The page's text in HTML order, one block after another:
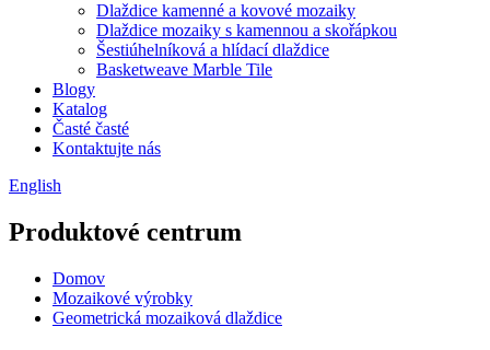
Dlaždice kamenné a kovové mozaiky
Dlaždice mozaiky s kamennou a skořápkou
Šestiúhelníková a hlídací dlaždice
Basketweave Marble Tile
Blogy
Katalog
Časté časté
Kontaktujte nás
English
Produktové centrum
Domov
Mozaikové výrobky
Geometrická mozaiková dlaždice